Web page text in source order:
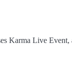
Karma Live Event,